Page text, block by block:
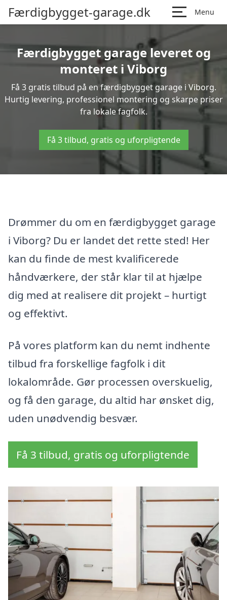
Færdigbygget-garage.dk Menu
Færdigbygget garage leveret og
monteret i Viborg
Få 3 gratis tilbud på en færdigbygget garage i Viborg.
Hurtig levering, professionel montering og skarpe priser
fra lokale fagfolk.
Få 3 tilbud, gratis og uforpligtende
Drømmer du om en færdigbygget garage
i Viborg? Du er landet det rette sted! Her
kan du finde de mest kvalificerede
håndværkere, der står klar til at hjælpe
dig med at realisere dit projekt – hurtigt
og effektivt.
På vores platform kan du nemt indhente
tilbud fra forskellige fagfolk i dit
lokalområde. Gør processen overskuelig,
og få den garage, du altid har ønsket dig,
uden unødvendig besvær.
Få 3 tilbud, gratis og uforpligtende